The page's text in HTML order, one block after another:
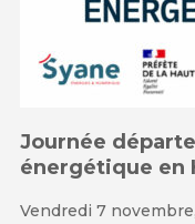
Journée
énergétique en
Vendredi 7